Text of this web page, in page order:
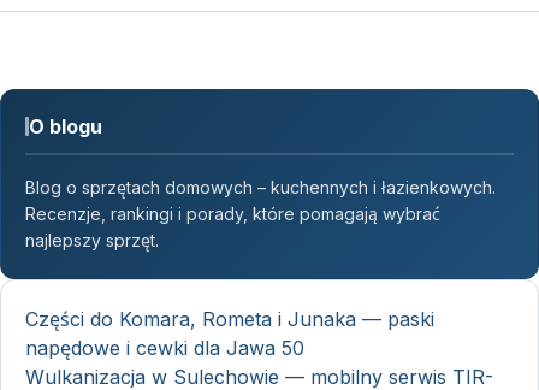
O blogu
Blog o sprzętach domowych – kuchennych i łazienkowych.
Recenzje, rankingi i porady, które pomagają wybrać
najlepszy sprzęt.
Części do Komara, Rometa i Junaka — paski
napędowe i cewki dla Jawa 50
Wulkanizacja w Sulechowie — mobilny serwis TIR-